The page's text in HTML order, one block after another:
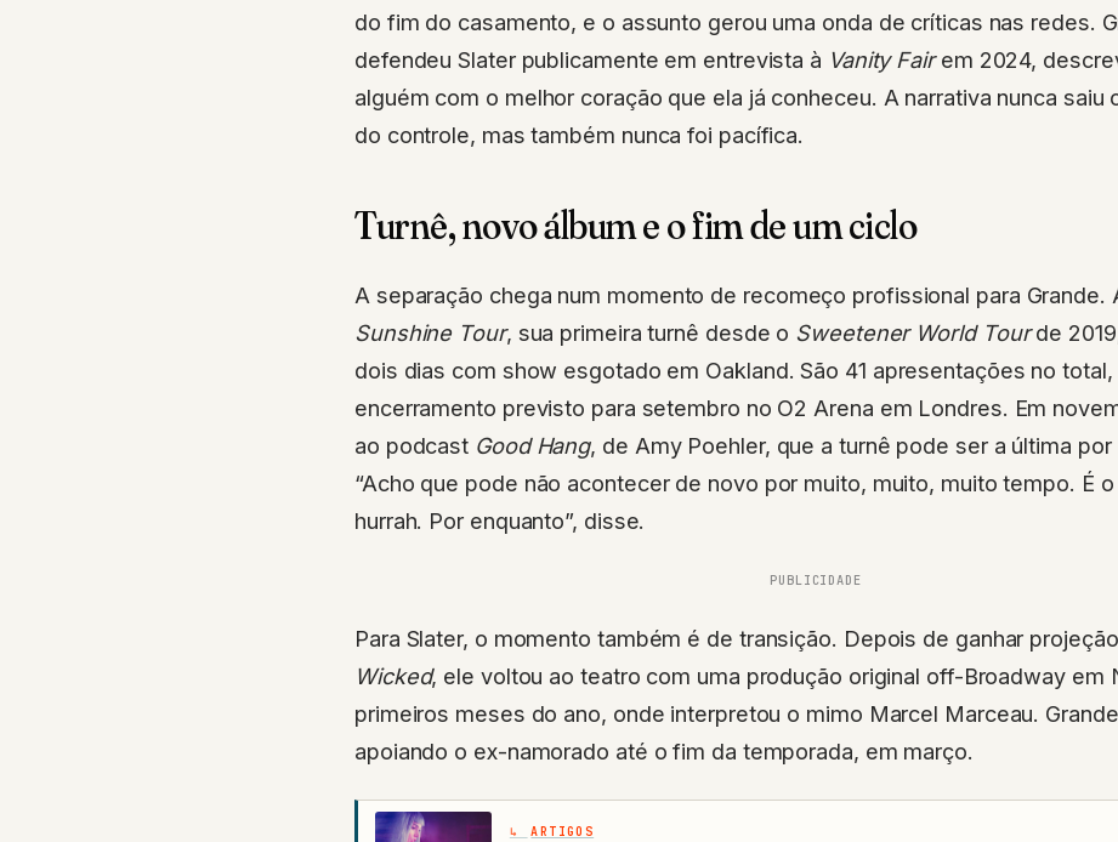
do fim do casamento, e o assunto gerou uma onda de críticas nas redes.
defendeu Slater publicamente em entrevista à Vanity Fairem 2024,
alguém com o melhor coração que ela já conheceu. A narrativa nunca saiu
do controle, mas também nunca foi pacífica.
Turnê, novo álbum e o fim de um ciclo
A separação chega num momento de recomeço profissional para Grande.
Sunshine Tour, sua primeira turnê desde o Sweetener World Tourde
dois dias com show esgotado em Oakland. São 41 apresentações no total,
encerramento previsto para setembro no O2 Arena em Londres. Em
ao podcast Good Hang, de Amy Poehler, que a turnê pode ser a última
“Acho que pode não acontecer de novo por muito, muito, muito tempo. É
hurrah. Por enquanto”, disse.
PUBLICIDADE
Para Slater, o momento também é de transição. Depois de ganhar
Wicked, ele voltou ao teatro com uma produção original off-Broadway em
primeiros meses do ano, onde interpretou o mimo Marcel Marceau.
apoiando o ex-namorado até o fim da temporada, em março.
ARTIGOS